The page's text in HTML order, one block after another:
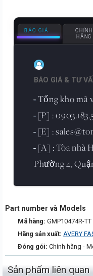
BÁO GIÁ
CHÍNH
HÃNG
BÁO GIÁ & TƯ
- Tổng kho mã
- [P] :
- [E] :
- [A] : Tòa nhà
Phường 4,
Part number và Models
Mã hàng: GMP10474R-TT
Hãng sản xuất: AVERY
Đóng gói: Chính hãng -
Sản phẩm liên quan